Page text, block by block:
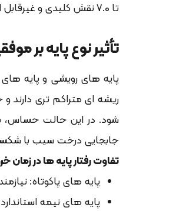
تا 7.0 نقش کلیدی و غیرقابل انکاری در موفقیت این عملیات پیچیده دارند.
تأثیر نوع پایه بر
پایه های رویشی و پایه
ریشه ای متراکم تری
شود. در این حالت حساس،
جابجایی درخت سیب با
تفاوت رفتار پایه ها در زمان
پایه های پاکوتاه:
پایه های نیمه